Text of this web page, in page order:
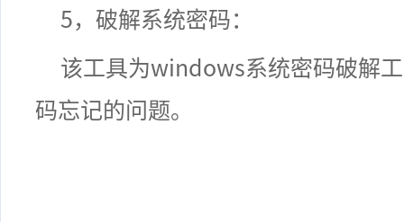
5， 破解系统密码：
该工具为windows系统密码破解
码忘记的问题。